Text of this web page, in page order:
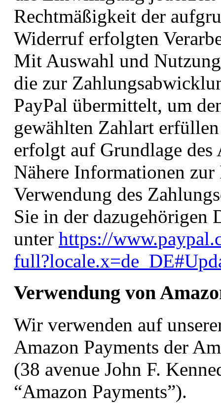
Rechtmäßigkeit der
Widerruf erfolgten
Mit Auswahl und
die zur
PayPal übermittelt, um
gewählten Zahlart
erfolgt auf Grundlage
Nähere Informationen
Verwendung des
Sie in der dazugehörigen
unter https://
Verwendung von
Wir verwenden auf
Amazon Payments der
(38 avenue John F.
“Amazon Payments”).